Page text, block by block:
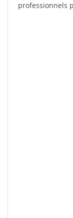
professionnels